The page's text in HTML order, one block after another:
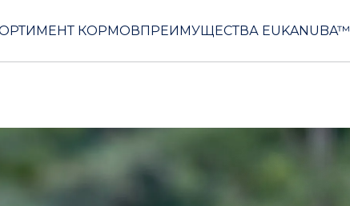
КОРМОВПРЕИМУЩЕСТВА EUKANUBA™